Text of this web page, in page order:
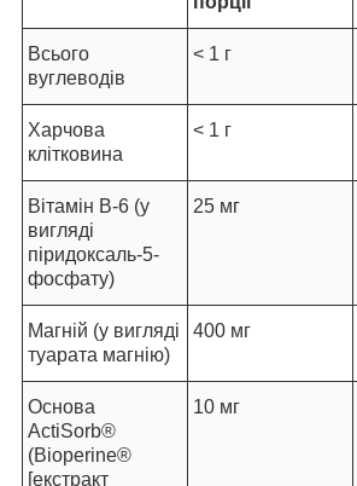
Всього
вуглеводів
< 1 г
Харчова
клітковина
< 1 г
Вітамін B-6 (у
вигляді
піридоксаль-5-
фосфату)
25 мг
Магній (у вигляді
туарата магнію)
400 мг
Основа
ActiSorb®
(Bioperine®
[екстракт
10 мг